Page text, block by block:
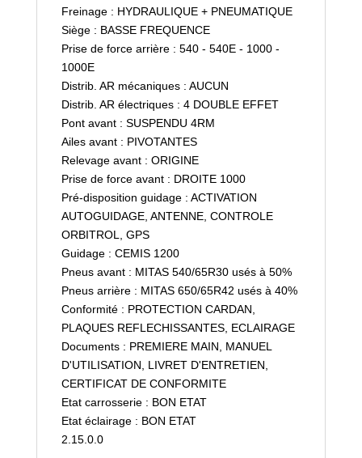
Freinage : HYDRAULIQUE + PNEUMATIQUE
Siège : BASSE FREQUENCE
Prise de force arrière : 540 - 540E - 1000 -
1000E
Distrib. AR mécaniques : AUCUN
Distrib. AR électriques : 4 DOUBLE EFFET
Pont avant : SUSPENDU 4RM
Ailes avant : PIVOTANTES
Relevage avant : ORIGINE
Prise de force avant : DROITE 1000
Pré-disposition guidage : ACTIVATION
AUTOGUIDAGE, ANTENNE, CONTROLE
ORBITROL, GPS
Guidage : CEMIS 1200
Pneus avant : MITAS 540/65R30 usés à 50%
Pneus arrière : MITAS 650/65R42 usés à 40%
Conformité : PROTECTION CARDAN,
PLAQUES REFLECHISSANTES, ECLAIRAGE
Documents : PREMIERE MAIN, MANUEL
D'UTILISATION, LIVRET D'ENTRETIEN,
CERTIFICAT DE CONFORMITE
Etat carrosserie : BON ETAT
Etat éclairage : BON ETAT
2.15.0.0